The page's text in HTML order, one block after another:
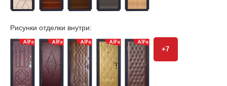
Рисунки отделки внутри:
+7